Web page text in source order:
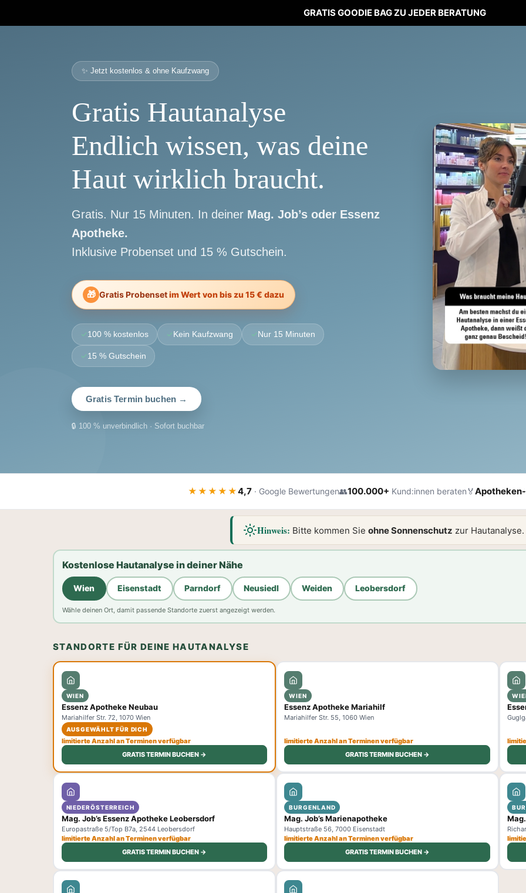
✨ Jetzt kostenlos & ohne Kaufzwang
Gratis Hautanalyse
Endlich wissen, was deine
Haut wirklich braucht.
Gratis. Nur 15 Minuten. In deiner Mag. Job’s oder Essenz
Apotheke.
Inklusive Probenset und 15 % Gutschein.
🎁 Gratis Probensetim Wert von bis zu 15 € dazu
✓ 100 % kostenlos ✓ Kein Kaufzwang ✓ Nur 15 Minuten
✓ 15 % Gutschein
Gratis Termin buchen →
🔒 100 % unverbindlich · Sofort buchbar
★★★★★4,7 · Google Bewertungen👥100.000+ Kund:innen beraten🏅
Hinweis: Bitte kommen Sie ohne Sonnenschutz zur Hautanalyse.
Kostenlose Hautanalyse in deiner Nähe
Wien Eisenstadt Parndorf Neusiedl Weiden Leobersdorf
Wähle deinen Ort, damit passende Standorte zuerst angezeigt werden.
STANDORTE FÜR DEINE HAUTANALYSE
WIEN
Essenz Apotheke Neubau
Mariahilfer Str. 72, 1070 Wien
AUSGEWÄHLT FÜR DICH
limitierte Anzahl an Terminen verfügbar
GRATIS TERMIN BUCHEN →
WIEN
Essenz Apotheke Mariahilf
Mariahilfer Str. 55, 1060 Wien
limitierte Anzahl an Terminen verfügbar
GRATIS TERMIN BUCHEN →
NIEDERÖSTERREICH
Mag. Job’s Essenz Apotheke Leobersdorf
Europastraße 5/Top B7a, 2544 Leobersdorf
limitierte Anzahl an Terminen verfügbar
GRATIS TERMIN BUCHEN →
BURGENLAND
Mag. Job’s Marienapotheke
Hauptstraße 56, 7000 Eisenstadt
limitierte Anzahl an Terminen verfügbar
GRATIS TERMIN BUCHEN →
GRATIS GOODIE BAG ZU JEDER BERATUNG